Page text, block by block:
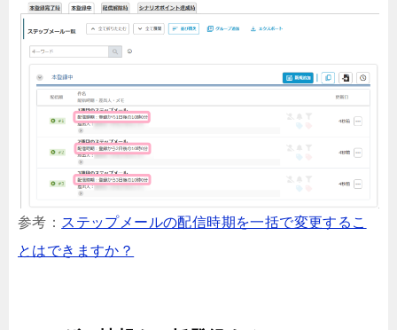
参考： ステップメールの配信時期を一括で変更するこ
とはできますか？